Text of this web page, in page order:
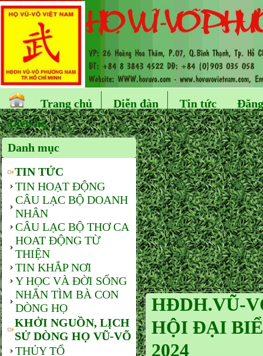
Trang chủ Diễn đàn Tin tức
Liên hệ
Danh mục
TIN TỨC
TIN HOẠT ĐỘNG
CÂU LẠC BỘ DOANH
NHÂN
CÂU LẠC BỘ THƠ CA
HOAT ĐỘNG TỪ
THIỆN
TIN KHẮP NƠI
Y HỌC VÀ ĐỜI SỐNG
NHẮN TÌM BÀ CON
DÒNG HỌ
KHỞI NGUỒN, LỊCH
SỬ DÒNG HỌ VŨ-VÕ
THỦY TỔ
HĐDH.VŨ-
HỘI ĐẠI
2024